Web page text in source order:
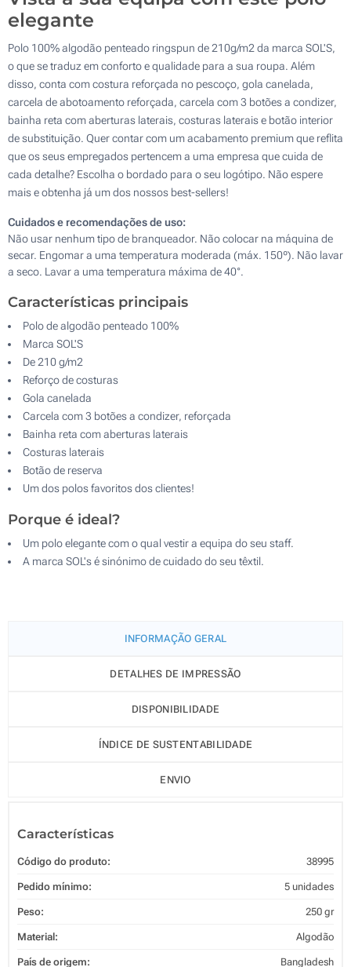
elegante
Polo 100% algodão penteado ringspun de 210g/m2 da marca SOL'S,
o que se traduz em conforto e qualidade para a sua roupa. Além
disso, conta com costura reforçada no pescoço, gola canelada,
carcela de abotoamento reforçada, carcela com 3 botões a condizer,
bainha reta com aberturas laterais, costuras laterais e botão interior
de substituição. Quer contar com um acabamento premium que reflita
que os seus empregados pertencem a uma empresa que cuida de
cada detalhe? Escolha o bordado para o seu logótipo. Não espere
mais e obtenha já um dos nossos best-sellers!
Cuidados e recomendações de uso:
Não usar nenhum tipo de branqueador. Não colocar na máquina de
secar. Engomar a uma temperatura moderada (máx. 150º). Não lavar
a seco. Lavar a uma temperatura máxima de 40°.
Características principais
Polo de algodão penteado 100%
Marca SOL'S
De 210 g/m2
Reforço de costuras
Gola canelada
Carcela com 3 botões a condizer, reforçada
Bainha reta com aberturas laterais
Costuras laterais
Botão de reserva
Um dos polos favoritos dos clientes!
Porque é ideal?
Um polo elegante com o qual vestir a equipa do seu staff.
A marca SOL's é sinónimo de cuidado do seu têxtil.
INFORMAÇÃO GERAL
DETALHES DE IMPRESSÃO
DISPONIBILIDADE
ÍNDICE DE SUSTENTABILIDADE
ENVIO
Características
Código do produto: 38995
Pedido mínimo: 5 unidades
Peso: 250 gr
Material: Algodão
País de origem: Bangladesh